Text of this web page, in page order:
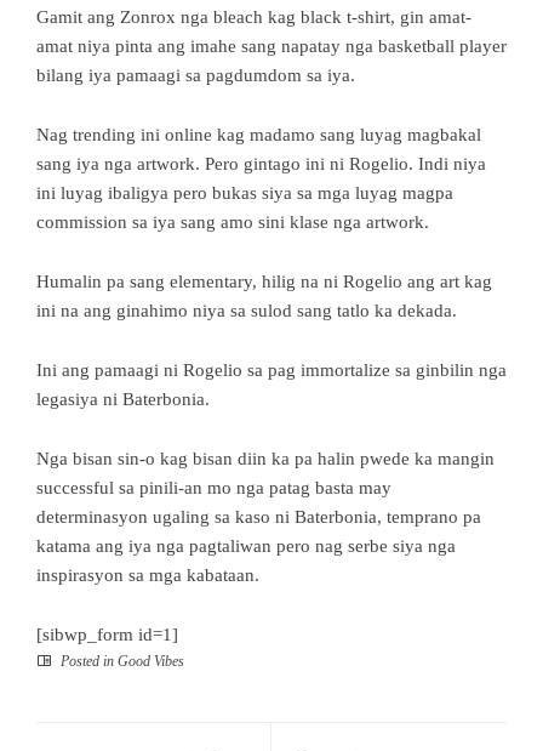
Gamit ang Zonrox nga bleach kag black t-shirt, gin amat-
amat niya pinta ang imahe sang napatay nga basketball player
bilang iya pamaagi sa pagdumdom sa iya.
Nag trending ini online kag madamo sang luyag magbakal
sang iya nga artwork. Pero gintago ini ni Rogelio. Indi niya
ini luyag ibaligya pero bukas siya sa mga luyag magpa
commission sa iya sang amo sini klase nga artwork.
Humalin pa sang elementary, hilig na ni Rogelio ang art kag
ini na ang ginahimo niya sa sulod sang tatlo ka dekada.
Ini ang pamaagi ni Rogelio sa pag immortalize sa ginbilin nga
legasiya ni Baterbonia.
Nga bisan sin-o kag bisan diin ka pa halin pwede ka mangin
successful sa pinili-an mo nga patag basta may
determinasyon ugaling sa kaso ni Baterbonia, temprano pa
katama ang iya nga pagtaliwan pero nag serbe siya nga
inspirasyon sa mga kabataan.
[sibwp_form id=1]
Posted in Good Vibes